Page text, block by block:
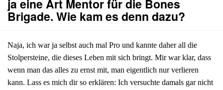
ja eine Art Mentor für die Bones
Brigade. Wie kam es denn dazu?
Naja, ich war ja selbst auch mal Pro und kannte daher all die
Stolpersteine, die dieses Leben mit sich bringt. Mir war klar, dass
wenn man das alles zu ernst mit, man eigentlich nur verlieren
kann. Lass es mich dir so erklären: Ich versuchte damals gar nicht